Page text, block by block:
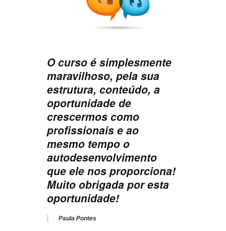
O curso é simplesmente
maravilhoso, pela sua
estrutura, conteúdo, a
oportunidade de
crescermos como
profissionais e ao
mesmo tempo o
autodesenvolvimento
que ele nos proporciona!
Muito obrigada por esta
oportunidade!
Paula Pontes